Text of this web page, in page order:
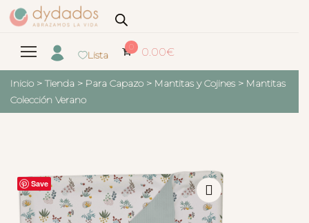
Lista
0 0.00€
Inicio > Tienda > Para Capazo > Mantitas y Cojines > Mantitas
Colección Verano
Save